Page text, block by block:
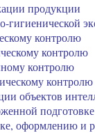
продукции
гигиенической
контролю
контролю
контролю
контролю
объектов
оформлению и